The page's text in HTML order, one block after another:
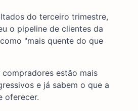
do terceiro trimestre,
o pipeline de clientes da
"mais quente do que
estão mais
e já sabem o que a
oferecer.